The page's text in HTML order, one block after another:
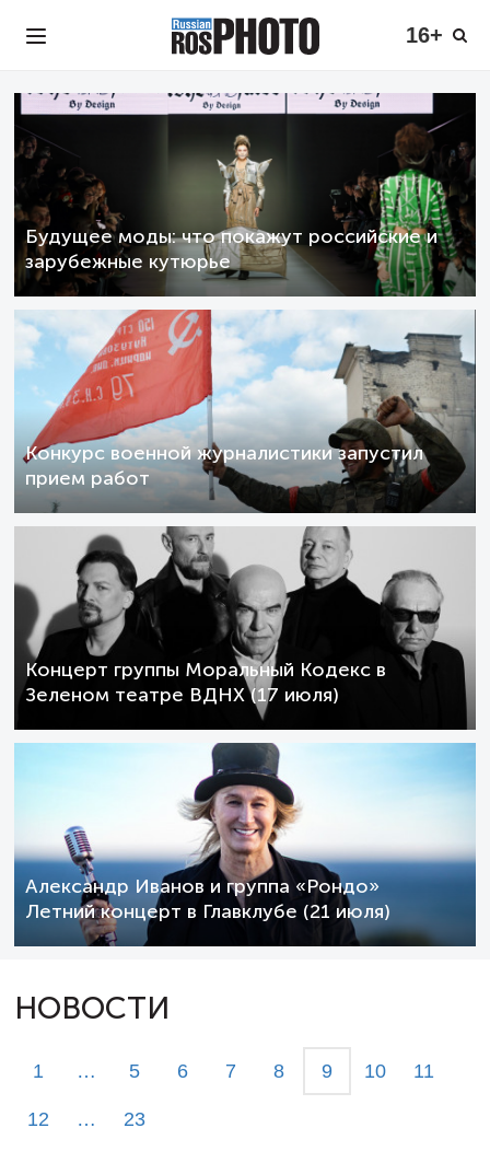
16+
Будущее моды: что покажут российские и
зарубежные кутюрье
Конкурс военной журналистики запустил
прием работ
Концерт группы Моральный Кодекс в
Зеленом театре ВДНХ (17 июля)
Александр Иванов и группа «Рондо»
Летний концерт в Главклубе (21 июля)
НОВОСТИ
1 … 5 6 7 8 9 10 11
12 … 23